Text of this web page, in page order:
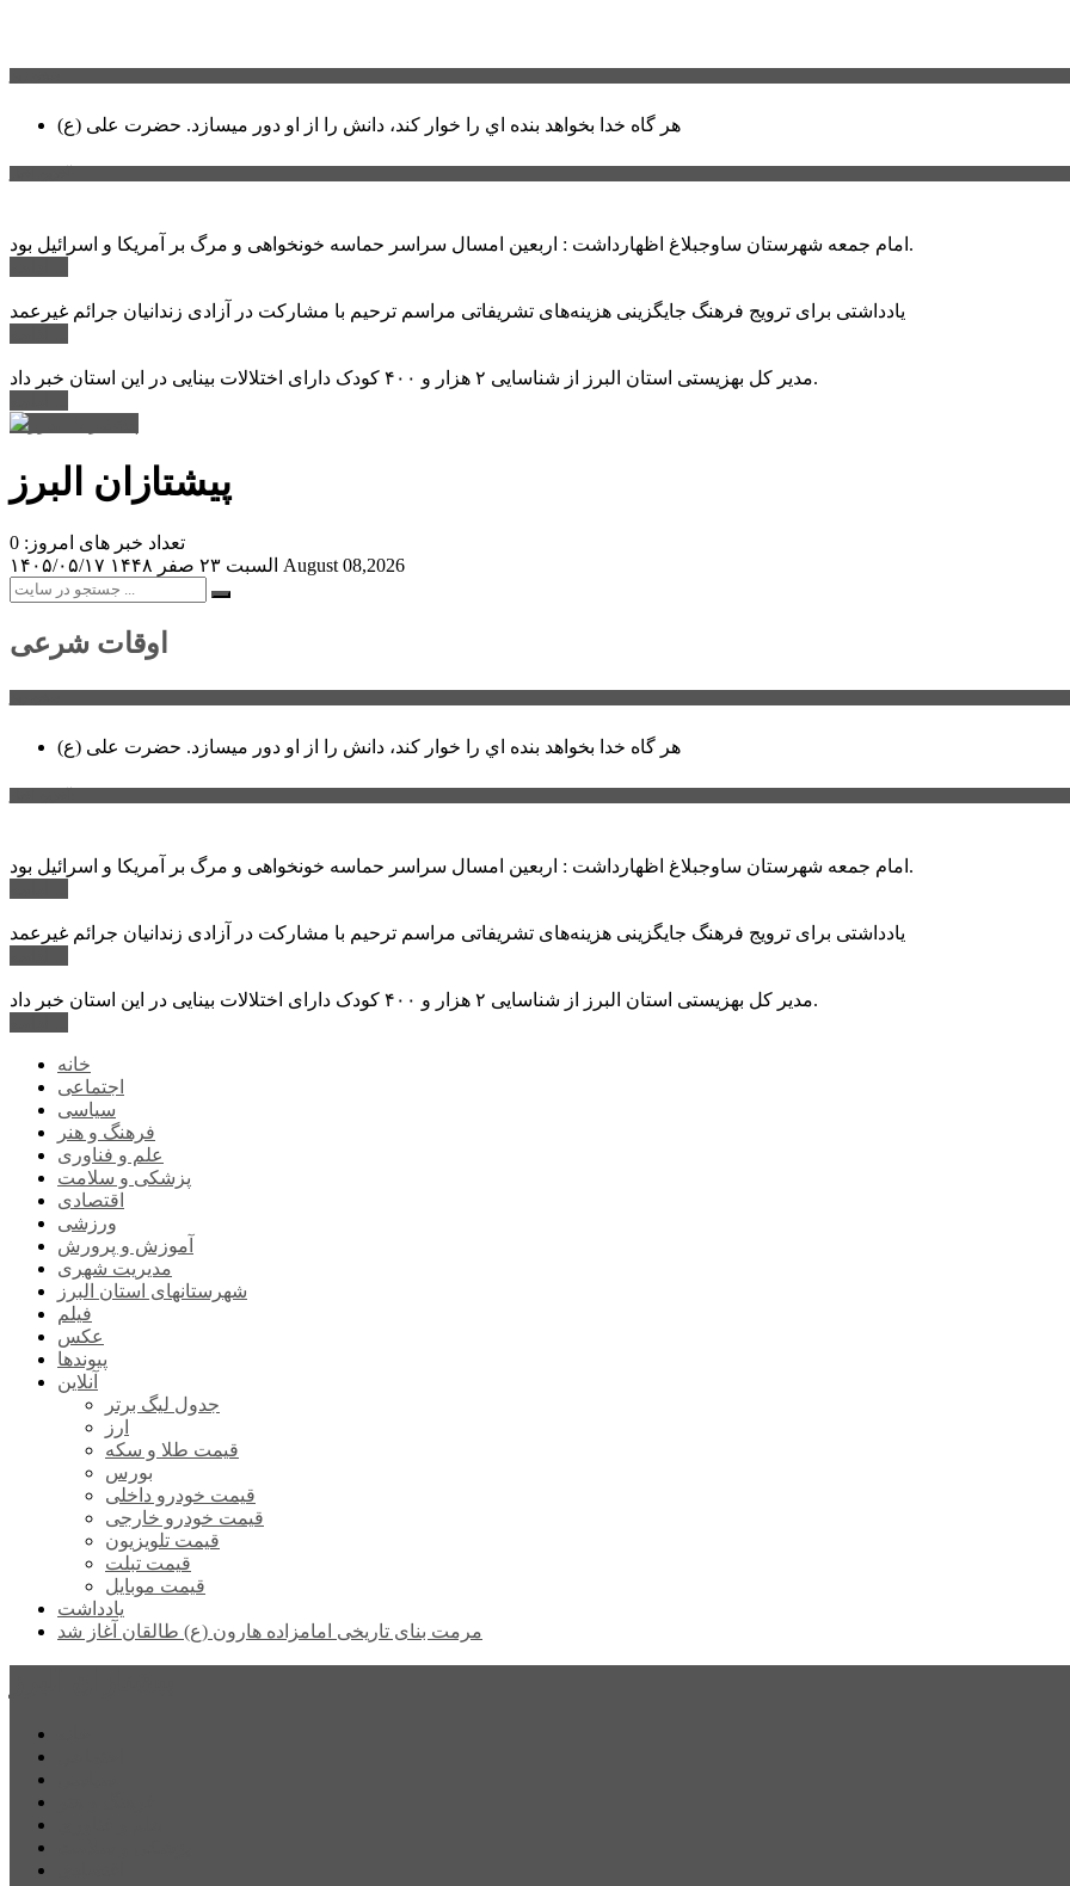
هر گاه خدا بخواهد بنده اي را خوار كند، دانش را از او دور میسازد. حضرت علی (ع)
امام جمعه شهرستان ساوجبلاغ اظهارداشت : اربعین امسال سراسر حماسه خونخواهی و مرگ بر آمریکا و اسرائیل بود.
یادداشتی برای ترویج فرهنگ جایگزینی هزینه‌های تشریفاتی مراسم ترحیم با مشارکت در آزادی زندانیان جرائم غیرعمد
مدیر کل بهزیستی استان البرز از شناسایی ۲ هزار و ۴۰۰ کودک دارای اختلالات بینایی در این استان خبر داد.
پیشتازان البرز
تعداد خبر های امروز: 0
۱۴۰۵/۰۵/۱۷
السبت ۲۳ صفر ۱۴۴۸ August 08,2026
اوقات شرعی
هر گاه خدا بخواهد بنده اي را خوار كند، دانش را از او دور میسازد. حضرت علی (ع)
امام جمعه شهرستان ساوجبلاغ اظهارداشت : اربعین امسال سراسر حماسه خونخواهی و مرگ بر آمریکا و اسرائیل بود.
یادداشتی برای ترویج فرهنگ جایگزینی هزینه‌های تشریفاتی مراسم ترحیم با مشارکت در آزادی زندانیان جرائم غیرعمد
مدیر کل بهزیستی استان البرز از شناسایی ۲ هزار و ۴۰۰ کودک دارای اختلالات بینایی در این استان خبر داد.
خانه
اجتماعی
سیاسی
فرهنگ و هنر
علم و فناوری
پزشکی و سلامت
اقتصادی
ورزشی
آموزش و پرورش
مدیریت شهری
شهرستانهای استان البرز
فیلم
عکس
پیوندها
آنلاین
جدول لیگ برتر
ارز
قیمت طلا و سکه
بورس
قیمت خودرو داخلی
قیمت خودرو خارجی
قیمت تلویزیون
قیمت تبلت
قیمت موبایل
یادداشت
مرمت بنای تاریخی امامزاده هارون (ع) طالقان آغاز شد